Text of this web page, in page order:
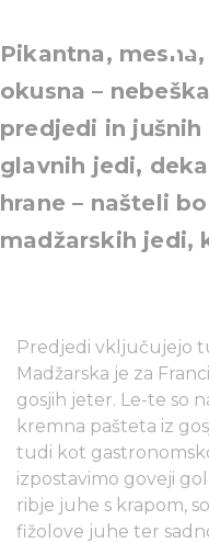
Pikantna,
okusna –
predjedi in
glavnih jedi,
hrane – našteli
madžarskih jedi,
Predjedi vključujejo
Madžarska je za
gosjih jeter. Le-te so
kremna pašteta iz
tudi kot
izpostavimo goveji
ribje juhe s krapom,
fižolove juhe ter